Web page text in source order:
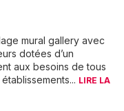
mural gallery avec
dotées d’un
aux besoins de tous
LIRE LA